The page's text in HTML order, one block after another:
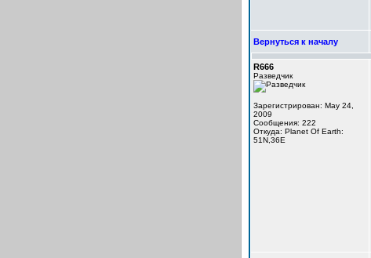
Вернуться к началу
R666
Разведчик
Зарегистрирован: May 24,
2009
Сообщения: 222
Откуда: Planet Of Earth:
51N,36E